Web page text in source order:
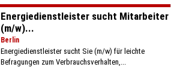
Energiedienstleister sucht Mitarbeiter
(m/w)...
Berlin
Energiedienstleister sucht Sie (m/w) für leichte
Befragungen zum Verbrauchsverhalten,...